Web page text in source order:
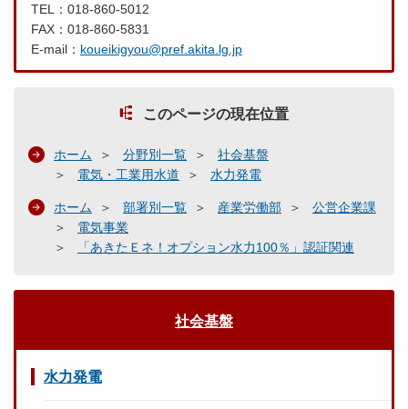
TEL：018-860-5012
FAX：018-860-5831
E-mail： koueikigyou@pref.akita.lg.jp
このページの現在位置
ホーム 分野別一覧
社会基盤
電気・工業用水道
水力発電
ホーム 部署別一覧 産業労働部
公営企業課
電気事業
「あきたＥネ！オプション水力100％」認証関連
社会基盤
水力発電